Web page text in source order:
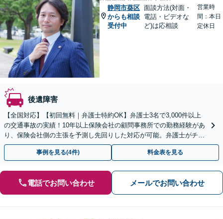
静岡市葵区
からも相談
受付中
面談方法(対面・
電話・ビデオな
ど)は応相談
営業時
間：本日
定休日
後遺障害
【全国対応】【初回無料｜弁護士特約OK】弁護士3名で3,000件以上
の交通事故の実績！10年以上保険会社の顧問事務所での勤務経験があ
り、保険会社側の主張を予測し先回りした対応が可能。弁護士がチー
ムとなり示談交渉、休業損害、後遺障害等に対応。
事例を見る(4件) 料金表を見る
電話でお問い合わせ メールでお問い合わせ